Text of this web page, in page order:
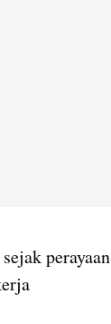
perayaan